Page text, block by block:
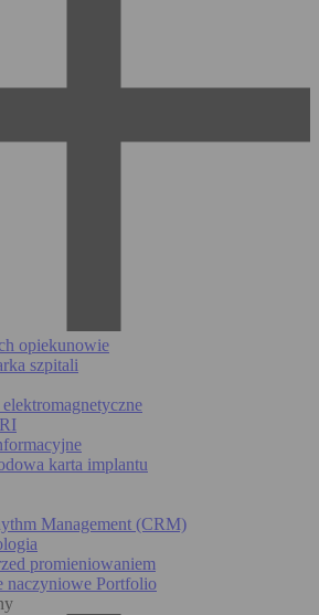
opiekunowie
szpitali
elektromagnetyczne
karta implantu
Management (CRM)
promieniowaniem
naczyniowe Portfolio